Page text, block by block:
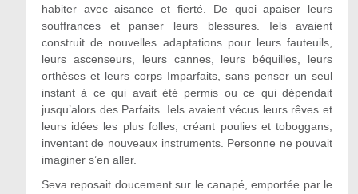
habiter avec aisance et fierté. De quoi apaiser leurs
souffrances et panser leurs blessures. Iels avaient
construit de nouvelles adaptations pour leurs fauteuils,
leurs ascenseurs, leurs cannes, leurs béquilles, leurs
orthèses et leurs corps Imparfaits, sans penser un seul
instant à ce qui avait été permis ou ce qui dépendait
jusqu’alors des Parfaits. Iels avaient vécus leurs rêves et
leurs idées les plus folles, créant poulies et toboggans,
inventant de nouveaux instruments. Personne ne pouvait
imaginer s’en aller.
Seva reposait doucement sur le canapé, emportée par le